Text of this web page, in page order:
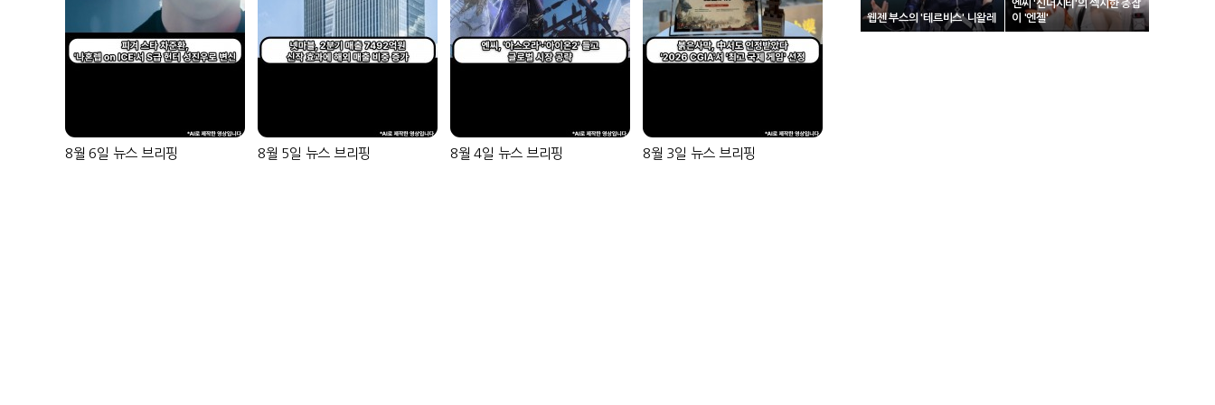
8월 6일 뉴스 브리핑 8월 5일 뉴스 브리핑 8월 4일 뉴스 브리핑 8월 3일 뉴스 브리핑
웹젠 부스의 '테르비스' 니왈레
엔씨 '신더시티'의 섹시한 총잡
이 '엔젤'